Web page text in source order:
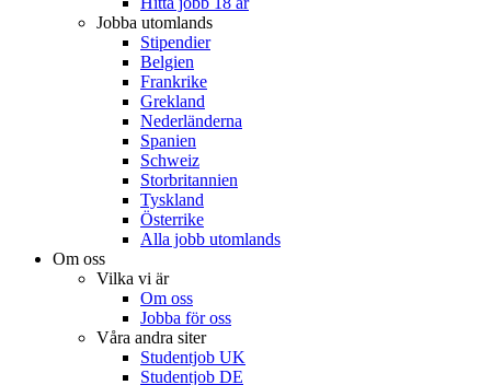
Jobba utomlands
Stipendier
Belgien
Frankrike
Grekland
Nederländerna
Spanien
Schweiz
Storbritannien
Tyskland
Österrike
Alla jobb utomlands
Om oss
Vilka vi är
Om oss
Jobba för oss
Våra andra siter
Studentjob UK
Studentjob DE